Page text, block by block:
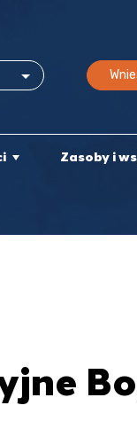
Zasoby i